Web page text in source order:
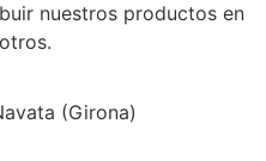
nuestros productos en
(Girona)